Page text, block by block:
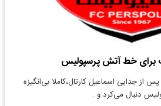
از جدایی اسماعیل کارتال،کاملا بی‌انگیزه
دنبال می‌کرد و…